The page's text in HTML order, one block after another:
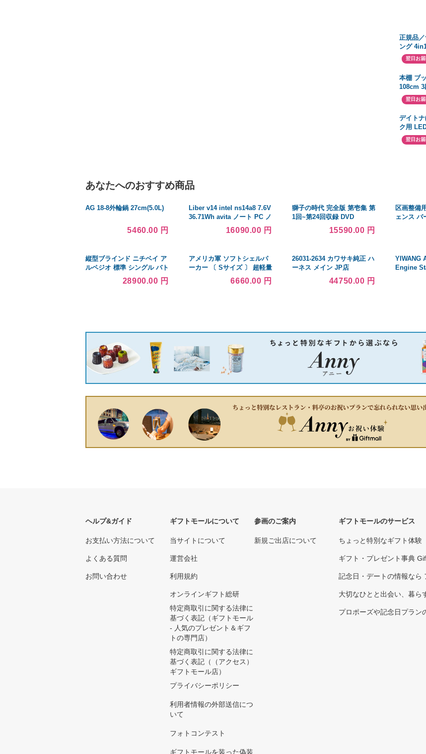
正規品
ング
EXマフ
イトチ
420mm
RACI…
翌日お
本棚 ブ
108cm 3
ル 組立
ニング
翌日お
デイト
ク用
型 D-
ライト
翌日お
あなたへのおすすめ商品
AG 18-8外輪鍋 27cm(5.0L)
5460.00 円
Liber v14 intel ns14a8 7.6V
36.71Wh avita ノート PC ノ
ートパソコン 純正 交換用バ
16090.00 円
獅子の時代 完全版 第壱集 第
1回~第24回収録 DVD
15590.00 円
区画整備
ェンス バ
1.5m 緑/
駐車 駐
縦型ブラインド ニチベイ ア
ルペジオ 標準 シングル バト
ン ミニマル 100mm レグノ
A8894〜A8898 幅120×高さ
28900.00 円
アメリカ軍 ソフトシェルパ
ーカー 〔 Sサイズ 〕 超軽量
／ショート丈 ECWC S-1
JP059YN フォリッジ 〔 レ
6660.00 円
26031-2634 カワサキ純正 ハ
ーネス メイン JP店
44750.00 円
YIWANG
Engine
Land
ヘルプ&ガイド
お支払い方法について
よくある質問
お問い合わせ
ギフトモールについて
当サイトについて
運営会社
利用規約
オンラインギフト総研
特定商取引に関する法律に
基づく表記（ギフトモール
- 人気のプレゼント＆ギフ
トの専門店）
特定商取引に関する法律に
基づく表記（（アクセス）
ギフトモール店）
プライバシーポリシー
利用者情報の外部送信につ
いて
フォトコンテスト
ギフトモールを装った偽装
参画のご案内
新規ご出店について
ギフトモールのサービス
ちょっと特別なギフト体験
ギフト・プレゼント事典
記念日・デートの情報なら
大切なひとと出会い、暮ら
プロポーズや記念日プラン